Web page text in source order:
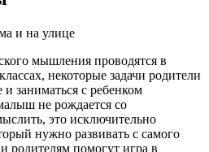
мышления проводятся в
некоторые задачи родители
заниматься с ребенком
не рождается со
это исключительно
нужно развивать с самого
родителям помогут игра в